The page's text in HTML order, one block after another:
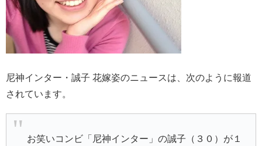
尼神インター・誠子 花嫁姿のニュースは、次のように報道
されています。
お笑いコンビ「尼神インター」の誠子（３０）が１